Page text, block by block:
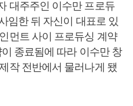
대주주인 이수만 프로듀
임한 뒤 자신이 대표로 있
먼트 사이 프로듀싱 계약
종료됨에 따라 이수만 창
작 전반에서 물러나게 됐